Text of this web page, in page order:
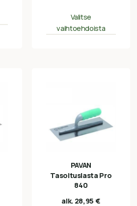
Valitse
vaihtoehdoista
PAVAN
Tasoituslasta Pro
840
alk. 28,95 €